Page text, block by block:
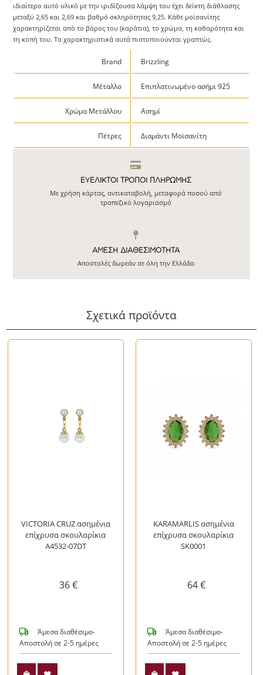
ιδιαίτερο αυτό υλικό με την ιριδίζουσα λάμψη του έχει δείκτη διάθλασης
μεταξύ 2,65 και 2,69 και βαθμό σκληρότητας 9,25. Κάθε μοϊσανίτης
χαρακτηρίζεται από το βάρος του (καράτια), το χρώμα, τη καθαρότητα και
τη κοπή του. Τα χαρακτηριστικά αυτά πιστοποιούνται γραπτώς.
Brand Brizzling
Μέταλλο Επιπλατινωμένο ασήμι 925
Χρώμα Μετάλλου Ασημί
Πέτρες Διαμάντι Μοϊσανίτη
ΕΥΕΛΙΚΤΟΙ ΤΡΟΠΟΙ ΠΛΗΡΩΜΗΣ
Με χρήση κάρτας, αντικαταβολή, μεταφορά ποσού από
τραπεζικό λογαριασμό
ΆΜΕΣΗ ΔΙΑΘΕΣΙΜΌΤΗΤΑ
Αποστολές δωρεάν σε όλη την Ελλάδα
Σχετικά προϊόντα
VICTORIA CRUZ ασημένια
επίχρυσα σκουλαρίκια
A4532-07DT
36 €
Άμεσα διαθέσιμο-
Αποστολή σε 2-5 ημέρες
KARAMARLIS ασημένια
επίχρυσα σκουλαρίκια
SK0001
64 €
Άμεσα διαθέσιμο-
Αποστολή σε 2-5 ημέρες